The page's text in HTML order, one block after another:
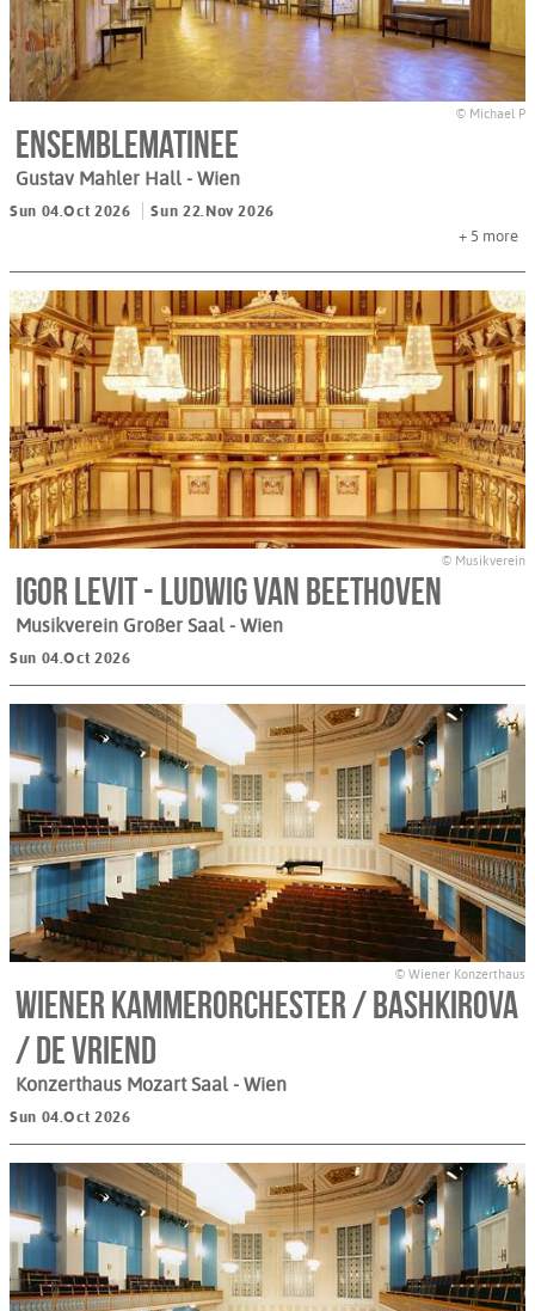
© Michael P
Ensemblematinee
Gustav Mahler Hall - Wien
Sun 04.Oct 2026
Sun 22.Nov 2026
+ 5 more
© Musikverein
Igor Levit - Ludwig van Beethoven
Musikverein Großer Saal - Wien
Sun 04.Oct 2026
© Wiener Konzerthaus
Wiener KammerOrchester / Bashkirova
/ de Vriend
Konzerthaus Mozart Saal - Wien
Sun 04.Oct 2026